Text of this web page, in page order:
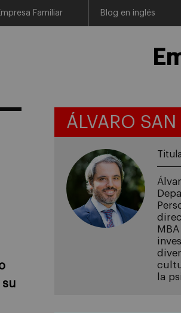
Familiar Blog en inglés
ÁLVARO SAN
la